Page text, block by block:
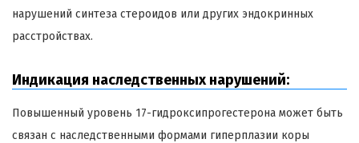
нарушений синтеза стероидов или других эндокринных
расстройствах.
Индикация наследственных нарушений:
Повышенный уровень 17-гидроксипрогестерона может быть
связан с наследственными формами гиперплазии коры